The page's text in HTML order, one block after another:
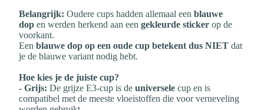
Belangrijk: Oudere cups hadden allemaal een blauwe
dop en werden herkend aan een gekleurde sticker op de
voorkant.
Een blauwe dop op een oude cup betekent dus NIET dat
je de blauwe variant nodig hebt.
Hoe kies je de juiste cup?
- Grijs: De grijze E3‑cup is de universele cup en is
compatibel met de meeste vloeistoffen die voor verneveling
productpagina